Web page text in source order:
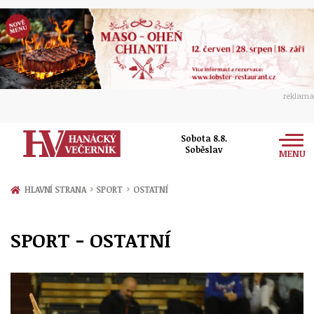
reklama
Sobota 8.8.
Soběslav
MENU
Zprávy
Přerov
Politika
Ekonomika
Kultura
Hudba
Společnost
Ženy
Sport
HLAVNÍ STRANA › SPORT › OSTATNÍ
SPORT - OSTATNÍ